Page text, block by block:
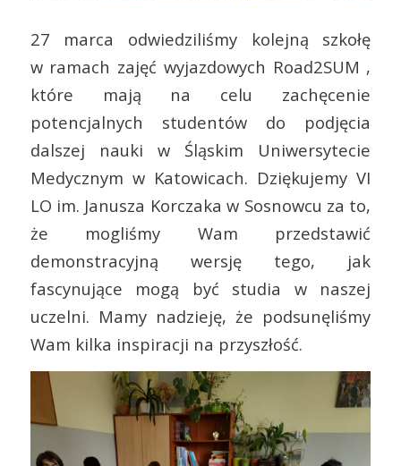
27 marca odwiedziliśmy kolejną szkołę
w ramach zajęć wyjazdowych Road2SUM ,
które mają na celu zachęcenie
potencjalnych studentów do podjęcia
dalszej nauki w Śląskim Uniwersytecie
Medycznym w Katowicach. Dziękujemy VI
LO im. Janusza Korczaka w Sosnowcu za to,
że mogliśmy Wam przedstawić
demonstracyjną wersję tego, jak
fascynujące mogą być studia w naszej
uczelni. Mamy nadzieję, że podsunęliśmy
Wam kilka inspiracji na przyszłość.